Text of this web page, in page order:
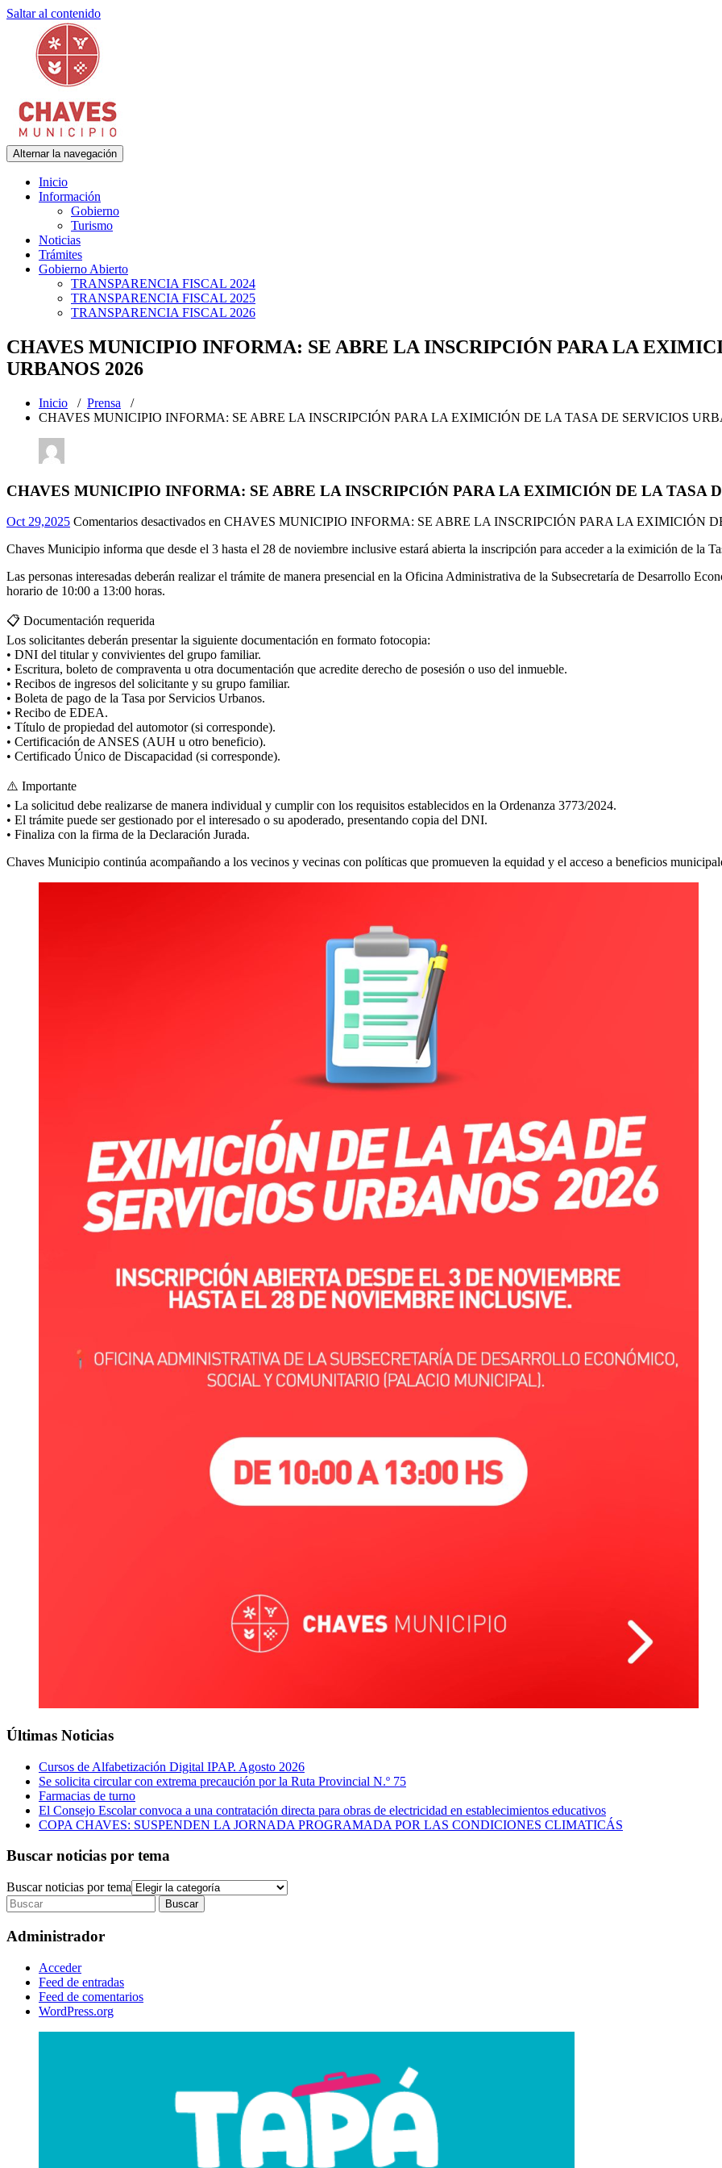
Saltar al contenido
Municipalidad de Adolfo Gonzales Chaves
Alternar la navegación
Inicio
Información
Gobierno
Turismo
Noticias
Trámites
Gobierno Abierto
TRANSPARENCIA FISCAL 2024
TRANSPARENCIA FISCAL 2025
TRANSPARENCIA FISCAL 2026
CHAVES MUNICIPIO INFORMA: SE ABRE LA INSCRIPCIÓN PARA LA
URBANOS 2026
Inicio / Prensa /
CHAVES MUNICIPIO INFORMA: SE ABRE LA INSCRIPCIÓN PARA LA EXIMICIÓN DE LA TASA DE SERVICIOS
CHAVES MUNICIPIO INFORMA: SE ABRE LA INSCRIPCIÓN PARA LA EXIMICIÓN DE LA TASA
Oct 29,2025 Comentarios desactivados en CHAVES MUNICIPIO INFORMA: SE ABRE LA INSCRIPCIÓN PARA LA EXIMICIÓN
Chaves Municipio informa que desde el 3 hasta el 28 de noviembre inclusive estará abierta la inscripción para acceder a la eximición de la
Las personas interesadas deberán realizar el trámite de manera presencial en la Oficina Administrativa de la Subsecretaría de Desarrollo
horario de 10:00 a 13:00 horas.
📋 Documentación requerida
Los solicitantes deberán presentar la siguiente documentación en formato fotocopia:
• DNI del titular y convivientes del grupo familiar.
• Escritura, boleto de compraventa u otra documentación que acredite derecho de posesión o uso del inmueble.
• Recibos de ingresos del solicitante y su grupo familiar.
• Boleta de pago de la Tasa por Servicios Urbanos.
• Recibo de EDEA.
• Título de propiedad del automotor (si corresponde).
• Certificación de ANSES (AUH u otro beneficio).
• Certificado Único de Discapacidad (si corresponde).
⚠️ Importante
• La solicitud debe realizarse de manera individual y cumplir con los requisitos establecidos en la Ordenanza 3773/2024.
• El trámite puede ser gestionado por el interesado o su apoderado, presentando copia del DNI.
• Finaliza con la firma de la Declaración Jurada.
Chaves Municipio continúa acompañando a los vecinos y vecinas con políticas que promueven la equidad y el acceso a beneficios
Últimas Noticias
Cursos de Alfabetización Digital IPAP. Agosto 2026
Se solicita circular con extrema precaución por la Ruta Provincial N.º 75
Farmacias de turno
El Consejo Escolar convoca a una contratación directa para obras de electricidad en establecimientos educativos
COPA CHAVES: SUSPENDEN LA JORNADA PROGRAMADA POR LAS CONDICIONES CLIMATICÁS
Buscar noticias por tema
Buscar noticias por tema
Administrador
Acceder
Feed de entradas
Feed de comentarios
WordPress.org